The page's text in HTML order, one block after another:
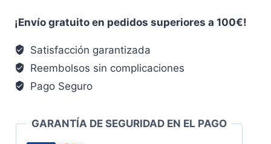
2000
Kg
3
metros
¡Envío gratuito en pedidos superiores a 100€!
Satisfacción garantizada
Reembolsos sin complicaciones
Pago Seguro
GARANTÍA DE SEGURIDAD EN EL PAGO